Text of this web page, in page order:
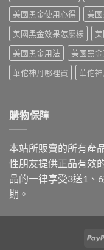
中
美國黑金使用心得
美
美國黑金效果怎麼樣
美國黑金用法
美國黑
華佗神丹哪裡買
華佗
購物保障
本站所販賣的所有產
性朋友提供正品有效
品的一律享受3送1、
期。